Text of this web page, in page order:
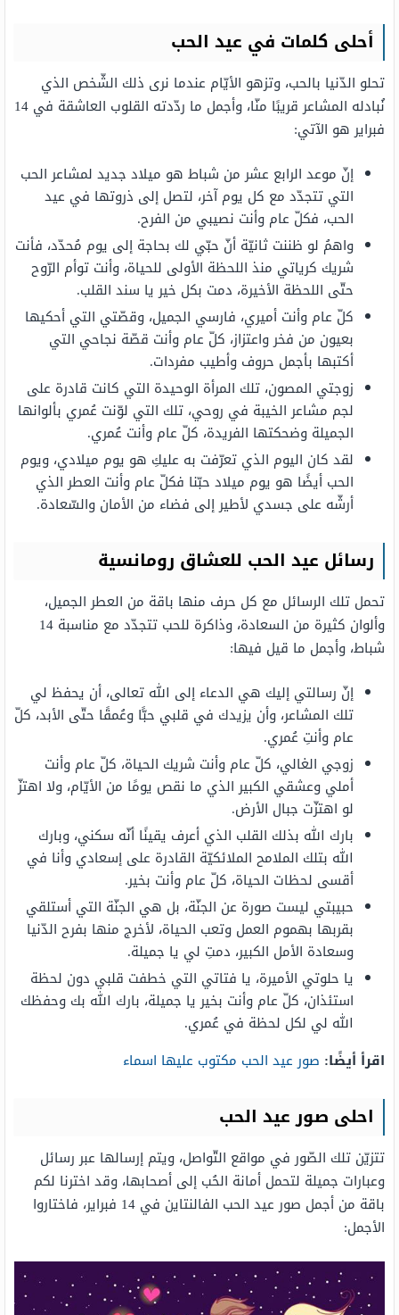
أحلى كلمات في عيد الحب
تحلو الدّنيا بالحب، وتزهو الأيّام عندما نرى ذلك الشّخص الذي
نُبادله المشاعر قريبًا منّا، وأجمل ما ردّدته القلوب العاشقة في 14
فبراير هو الآتي:
إنّ موعد الرابع عشر من شباط هو ميلاد جديد لمشاعر الحب
التي تتجدّد مع كل يوم آخر، لتصل إلى ذروتها في عيد
الحب، فكلّ عام وأنت نصيبي من الفرح.
واهمُ لو ظننت ثانيّة أنّ حبّي لك بحاجة إلى يوم مُحدّد، فأنت
شريك كرياتي منذ اللحظة الأولى للحياة، وأنت توأم الرّوح
حتّى اللحظة الأخيرة، دمت بكل خير يا سند القلب.
كلّ عام وأنت أميري، فارسي الجميل، وقصّتي التي أحكيها
بعيون من فخر واعتزاز، كلّ عام وأنت قصّة نجاحي التي
أكتبها بأجمل حروف وأطيب مفردات.
زوجتي المصون، تلك المرأة الوحيدة التي كانت قادرة على
لجم مشاعر الخيبة في روحي، تلك التي لوّنت عُمري بألوانها
الجميلة وضحكتها الفريدة، كلّ عام وأنت عُمري.
لقد كان اليوم الذي تعرّفت به عليكِ هو يوم ميلادي، ويوم
الحب أيضًا هو يوم ميلاد حبّنا فكلّ عام وأنت العطر الذي
أرشّه على جسدي لأطير إلى فضاء من الأمان والسّعادة.
رسائل عيد الحب للعشاق رومانسية
تحمل تلك الرسائل مع كل حرف منها باقة من العطر الجميل،
وألوان كثيرة من السعادة، وذاكرة للحب تتجدّد مع مناسبة 14
شباط، وأجمل ما قيل فيها:
إنّ رسالتي إليك هي الدعاء إلى الله تعالى، أن يحفظ لي
تلك المشاعر، وأن يزيدك في قلبي حبًّا وعُمقًا حتّى الأبد، كلّ
عام وأنتِ عُمري.
زوجي الغالي، كلّ عام وأنت شريك الحياة، كلّ عام وأنت
أملي وعشقي الكبير الذي ما نقص يومًا من الأيّام، ولا اهتزّ
لو اهتزّت جبال الأرض.
بارك الله بذلك القلب الذي أعرف يقينًا أنّه سكني، وبارك
الله بتلك الملامح الملائكيّة القادرة على إسعادي وأنا في
أقسى لحظات الحياة، كلّ عام وأنت بخير.
حبيبتي ليست صورة عن الجنّة، بل هي الجنّة التي أستلقي
بقربها بهموم العمل وتعب الحياة، لأخرج منها بفرح الدّنيا
وسعادة الأمل الكبير، دمتِ لي يا جميلة.
يا حلوتي الأميرة، يا فتاتي التي خطفت قلبي دون لحظة
استئذان، كلّ عام وأنت بخير يا جميلة، بارك الله بك وحفظك
الله لي لكل لحظة في عُمري.
اقرأ أيضًا: صور عيد الحب مكتوب عليها اسماء
احلى صور عيد الحب
تتزيّن تلك الصّور في مواقع التّواصل، ويتم إرسالها عبر رسائل
وعبارات جميلة لتحمل أمانة الحُب إلى أصحابها، وقد اخترنا لكم
باقة من أجمل صور عيد الحب الفالنتاين في 14 فبراير، فاختاروا
الأجمل: